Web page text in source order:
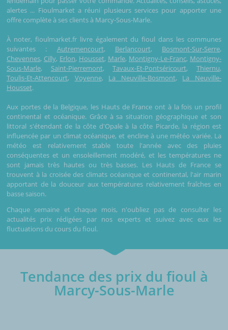
alertes ... Fioulmarket a réuni plusieurs services pour apporter une
offre complète à ses clients à Marcy-Sous-Marle.
À noter, fioulmarket.fr livre également du fioul dans les communes
suivantes : Autremencourt, Berlancourt, Bosmont-Sur-Serre,
Chevennes, Cilly, Erlon, Housset, Marle, Montigny-Le-Franc, Montigny-
Sous-Marle, Saint-Pierremont,Tavaux-Et-Pontséricourt,Thiernu,
Toulis-Et-Attencourt, Voyenne, La Neuville-Bosmont, La Neuville-
Housset.
Aux portes de la Belgique, les Hauts de France ont à la fois un profil
continental et océanique. Grâce à sa situation géographique et son
littoral s'étendant de la côte d'Opale à la côte Picarde, la région est
influencée par un climat océanique, et encline à une météo variée. La
météo est relativement stable toute l'année avec des pluies
conséquentes et un ensoleillement modéré, et les températures ne
sont jamais très hautes ou très basses. Les Hauts de France se
trouvent à la croisée des climats océanique et continental, l'air marin
apportant de la douceur aux températures relativement fraîches en
basse saison.
Chaque semaine et chaque mois, n'oubliez pas de consulter les
actualités prix rédigées par nos experts et suivez avec eux les
fluctuations du cours du fioul.
Tendance des prix du fioul à
Marcy-Sous-Marle